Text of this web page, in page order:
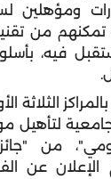
ومؤهلين
من
فيه،
من
الإعلان عن